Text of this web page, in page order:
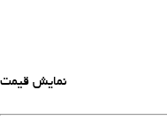
نمایش قیمت